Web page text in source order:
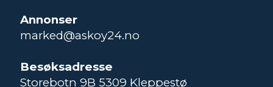
Annonser
marked@askoy24.no
Besøksadresse
Storebotn 9B 5309 Kleppestø